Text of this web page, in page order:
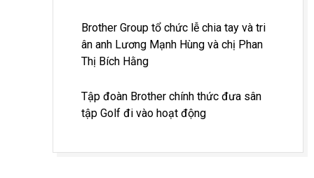
Brother Group tổ chức lễ chia tay và tri
ân anh Lương Mạnh Hùng và chị Phan
Thị Bích Hằng
Tập đoàn Brother chính thức đưa sân
tập Golf đi vào hoạt động